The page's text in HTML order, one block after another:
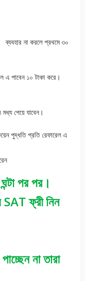
না করলে প্রথমে ৩০
এ পাবেন ১০ টাকা করে।
মধ্য পেয়ে যাবেন।
পুদ্ধতি প্রতি রেফারেল এ
পর পর।
ফ্রী নিন
না তারা